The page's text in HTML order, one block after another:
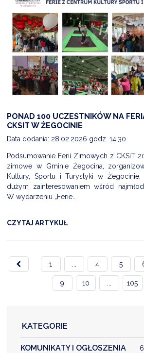
PONAD 100 UCZESTNIKÓW NA
CKSIT W ŻEGOCINIE
Data dodania: 28.02.2026 godz. 14:30
Podsumowanie Ferii Zimowych z CKSiT
zimowe w Gminie Żegocina,
Kultury, Sportu i Turystyki w Żegocinie,
dużym zainteresowaniem wśród
W wydarzeniu „Ferie...
CZYTAJ ARTYKUŁ
1 4 5
9 10 105
KATEGORIE
KOMUNIKATY I OGŁOSZENIA